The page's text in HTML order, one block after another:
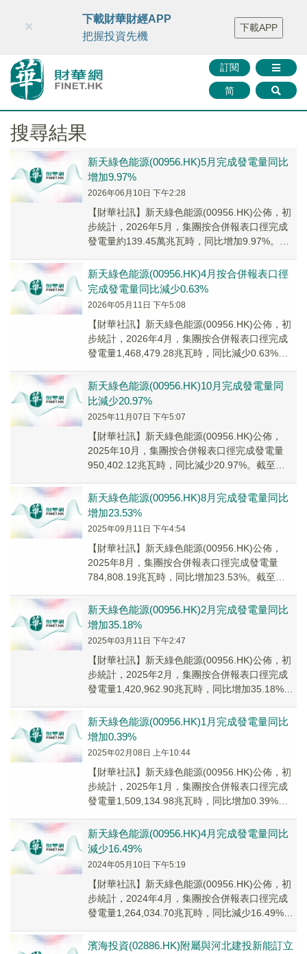
財華智庫網 FINTV FINMETA 財華證券 媒體矩陣
智庫沙龍
聯絡我們
訂閱
简
×
下載財華財經APP
把握投資先機
下載APP
搜尋結果
新天綠色能源(00956.HK)5月完成發電量同比
增加9.97%
2026年06月10日 下午2:28
​【財華社訊】新天綠色能源(00956.HK)公佈，初
步統計，2026年5月，集團按合併報表口徑完成
發電量約139.45萬兆瓦時，同比增加9.97%。截
新天綠色能源(00956.HK)4月按合併報表口徑
完成發電量同比減少0.63%
2026年05月11日 下午5:08
​【財華社訊】新天綠色能源(00956.HK)公佈，初
步統計，2026年4月，集團按合併報表口徑完成
發電量1,468,479.28兆瓦時，同比減少0.63%。
新天綠色能源(00956.HK)10月完成發電量同
比減少20.97%
2025年11月07日 下午5:07
【財華社訊】新天綠色能源(00956.HK)公佈，
2025年10月，集團按合併報表口徑完成發電量
950,402.12兆瓦時，同比減少20.97%。截至
新天綠色能源(00956.HK)8月完成發電量同比
增加23.53%
2025年09月11日 下午4:54
【財華社訊】新天綠色能源(00956.HK)公佈，
2025年8月，集團按合併報表口徑完成發電量
784,808.19兆瓦時，同比增加23.53%。截至
新天綠色能源(00956.HK)2月完成發電量同比
增加35.18%
2025年03月11日 下午2:47
【財華社訊】新天綠色能源(00956.HK)公佈，初
步統計，2025年2月，集團按合併報表口徑完成
發電量1,420,962.90兆瓦時，同比增加35.18%。
新天綠色能源(00956.HK)1月完成發電量同比
增加0.39%
2025年02月08日 上午10:44
【財華社訊】新天綠色能源(00956.HK)公佈，初
步統計，2025年1月，集團按合併報表口徑完成
發電量1,509,134.98兆瓦時，同比增加0.39%。
新天綠色能源(00956.HK)4月完成發電量同比
減少16.49%
2024年05月10日 下午5:19
【財華社訊】新天綠色能源(00956.HK)公佈，初
步統計，2024年4月，集團按合併報表口徑完成
發電量1,264,034.70兆瓦時，同比減少16.49%。
濱海投資(02886.HK)附屬與河北建投新能訂立